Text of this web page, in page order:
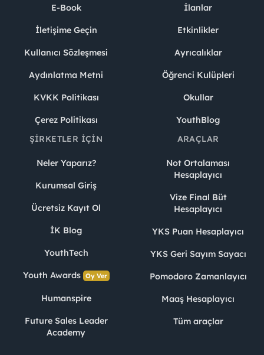
E-Book
İletişime Geçin
Kullanıcı Sözleşmesi
Aydınlatma Metni
KVKK Politikası
Çerez Politikası
İlanlar
Etkinlikler
Ayrıcalıklar
Öğrenci Kulüpleri
Okullar
YouthBlog
ŞIRKETLER İÇIN
Neler Yaparız?
Kurumsal Giriş
Ücretsiz Kayıt Ol
İK Blog
YouthTech
Youth Awards Oy Ver
Humanspire
Future Sales Leader
Academy
ARAÇLAR
Not Ortalaması
Hesaplayıcı
Vize Final Büt
Hesaplayıcı
YKS Puan Hesaplayıcı
YKS Geri Sayım Sayacı
Pomodoro Zamanlayıcı
Maaş Hesaplayıcı
Tüm araçlar